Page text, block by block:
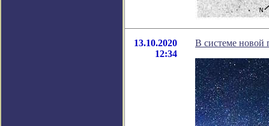
13.10.2020
12:34
В системе новой